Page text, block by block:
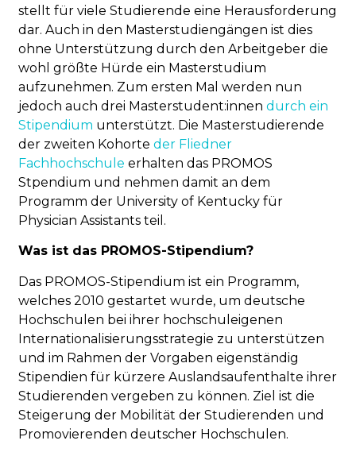
stellt für viele Studierende eine Herausforderung
dar. Auch in den Masterstudiengängen ist dies
ohne Unterstützung durch den Arbeitgeber die
wohl größte Hürde ein Masterstudium
aufzunehmen. Zum ersten Mal werden nun
jedoch auch drei Masterstudent:innendurch ein
Stipendium unterstützt. Die Masterstudierende
der zweiten Kohorteder Fliedner
Fachhochschule erhalten das PROMOS
Stpendium und nehmen damit an dem
Programm der University of Kentucky für
Physician Assistants teil.
Was ist das PROMOS-Stipendium?
Das PROMOS-Stipendium ist ein Programm,
welches 2010 gestartet wurde, um deutsche
Hochschulen bei ihrer hochschuleigenen
Internationalisierungsstrategie zu unterstützen
und im Rahmen der Vorgaben eigenständig
Stipendien für kürzere Auslandsaufenthalte ihrer
Studierenden vergeben zu können. Ziel ist die
Steigerung der Mobilität der Studierenden und
Promovierenden deutscher Hochschulen.